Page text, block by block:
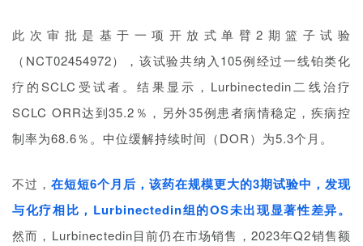
A
E
n
g
s
h
此次审批是基于一项开放式单臂2期篮子试验
（NCT02454972），该试验共纳入105例经过一线铂类化
疗的SCLC受试者。结果显示，Lurbinectedin二线治疗
SCLC ORR达到35.2％，另外35例患者病情稳定，疾病控
制率为68.6％。中位缓解持续时间（DOR）为5.3个月。
不过， 在短短6个月后，该药在规模更大的3期试验中，发现
与化疗相比，Lurbinectedin组的OS未出现显著性差异。
然而，Lurbinectedin目前仍在市场销售，2023年Q2销售额